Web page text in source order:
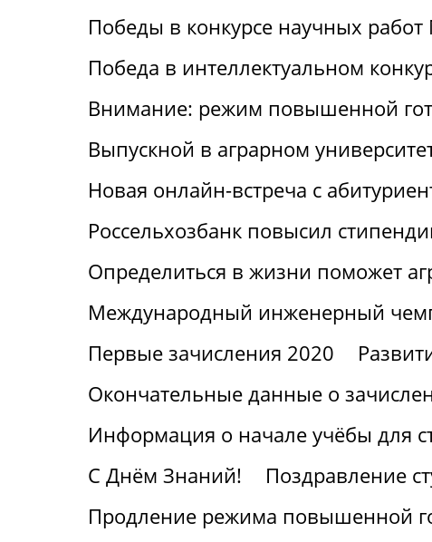
Победы в конкурсе научных
Победа в интеллектуальном
Внимание: режим повышенной
Выпускной в аграрном
Новая онлайн-встреча с
Россельхозбанк повысил
Определиться в жизни поможет
Международный инженерный
Первые зачисления 2020
Окончательные данные о
Информация о начале учёбы для
С Днём Знаний!
Поздравление
Продление режима повышенной